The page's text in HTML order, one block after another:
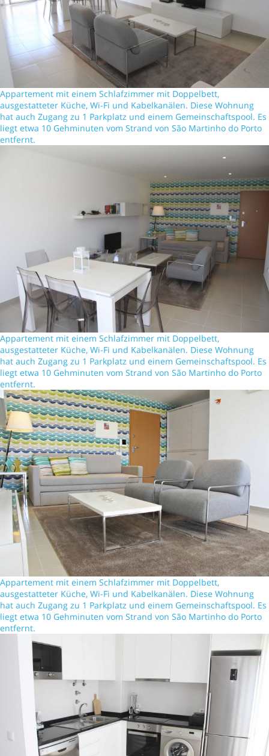
Appartement mit einem Schlafzimmer mit Doppelbett,
ausgestatteter Küche, Wi-Fi und Kabelkanälen. Diese Wohnung
hat auch Zugang zu 1 Parkplatz und einem Gemeinschaftspool. Es
liegt etwa 10 Gehminuten vom Strand von São Martinho do Porto
entfernt.
Appartement mit einem Schlafzimmer mit Doppelbett,
ausgestatteter Küche, Wi-Fi und Kabelkanälen. Diese Wohnung
hat auch Zugang zu 1 Parkplatz und einem Gemeinschaftspool. Es
liegt etwa 10 Gehminuten vom Strand von São Martinho do Porto
entfernt.
Appartement mit einem Schlafzimmer mit Doppelbett,
ausgestatteter Küche, Wi-Fi und Kabelkanälen. Diese Wohnung
hat auch Zugang zu 1 Parkplatz und einem Gemeinschaftspool. Es
liegt etwa 10 Gehminuten vom Strand von São Martinho do Porto
entfernt.